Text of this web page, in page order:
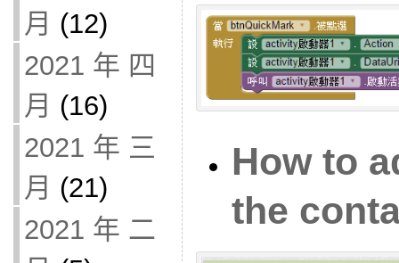
月 (12)
2021 年 四
月 (16)
2021 年 三
月 (21)
2021 年 二
How to
the